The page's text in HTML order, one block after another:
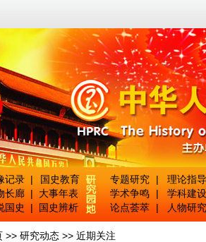
记录 |
国史教育
长廊 |
大事年表
国史 | 国史辨析
专题研究 |
理论指导
学术争鸣
|
学科建设
论点荟萃
| 人物研究
>> 研究动态 >> 近期关注